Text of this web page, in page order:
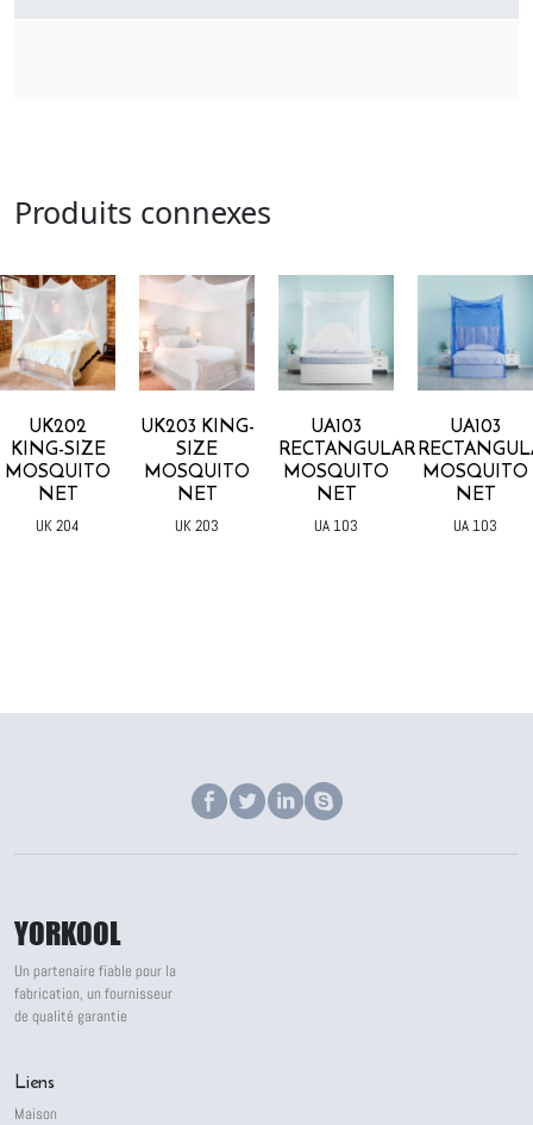
Produits connexes
UK202
KING-SIZE
MOSQUITO
NET
UK 204
UK203 KING-
SIZE
MOSQUITO
NET
UK 203
UA103
RECTANGULAR
MOSQUITO
NET
UA 103
UA103
MOSQUITO
NET
UA 103
YORKOOL
Un partenaire fiable pour la
fabrication, un fournisseur
de qualité garantie
Liens
Maison